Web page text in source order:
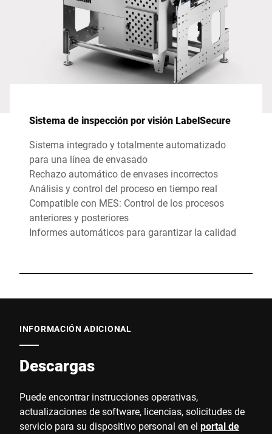
Sistema de inspección por visión LabelSecure
Sistema integrado y totalmente automatizado
para una línea de envasado
Rechazo automático de envases incorrectos
Análisis y control del proceso en tiempo real
Compatible con MES: Control de los procesos
anteriores y posteriores
Informes automáticos para garantizar la calidad
INFORMACIÓN ADICIONAL
Descargas
Puede encontrar instrucciones operativas,
actualizaciones de software, licencias, solicitudes de
servicio para su dispositivo personal en el portal de